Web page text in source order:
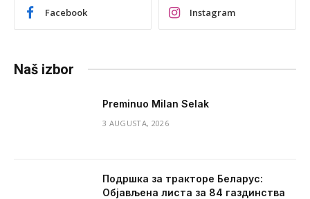
Facebook Instagram
Naš izbor
Preminuo Milan Selak
3 AUGUSTA, 2026
Подршка за тракторе Беларус:
Објављена листа за 84 газдинства